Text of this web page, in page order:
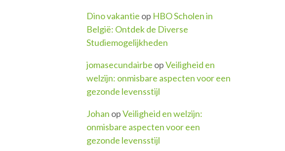
Dino vakantie op HBO Scholen in
België: Ontdek de Diverse
Studiemogelijkheden
jomasecundairbe opVeiligheid en
welzijn: onmisbare aspecten voor een
gezonde levensstijl
Johan opVeiligheid en welzijn:
onmisbare aspecten voor een
gezonde levensstijl